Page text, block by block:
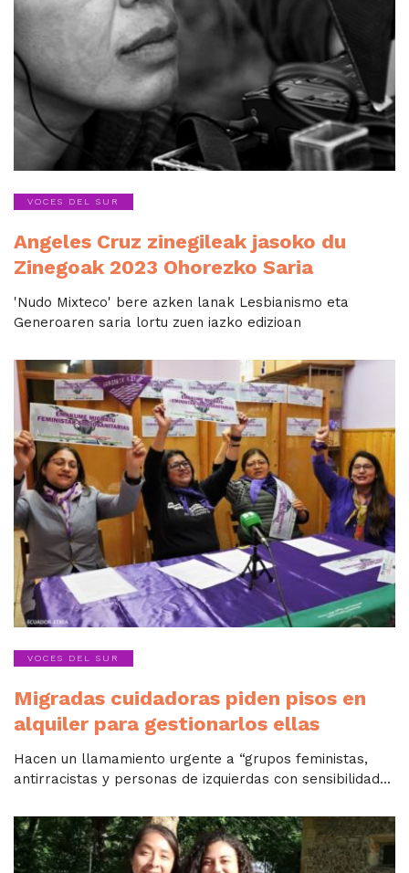
VOCES DEL SUR
Angeles Cruz zinegileak jasoko du
Zinegoak 2023 Ohorezko Saria
'Nudo Mixteco' bere azken lanak Lesbianismo eta
Generoaren saria lortu zuen iazko edizioan
VOCES DEL SUR
Migradas cuidadoras piden pisos en
alquiler para gestionarlos ellas
Hacen un llamamiento urgente a “grupos feministas,
antirracistas y personas de izquierdas con sensibilidad...